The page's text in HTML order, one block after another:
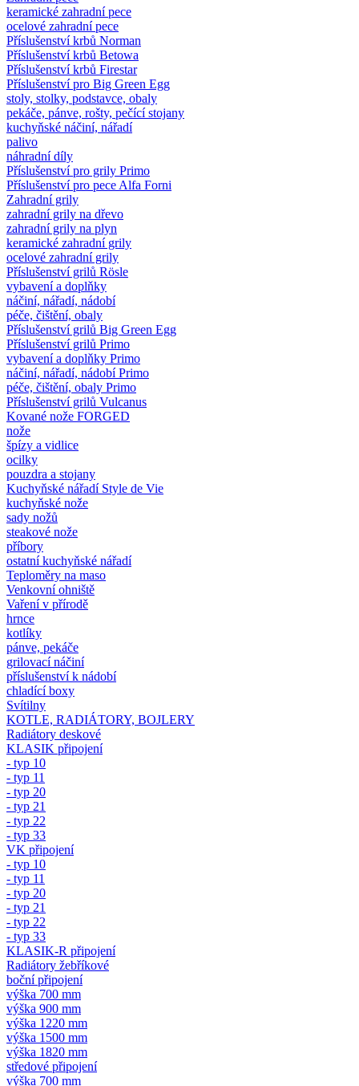
keramické zahradní pece
ocelové zahradní pece
Příslušenství krbů Norman
Příslušenství krbů Betowa
Příslušenství krbů Firestar
Příslušenství pro Big Green Egg
stoly, stolky, podstavce, obaly
pekáče, pánve, rošty, pečící stojany
kuchyňské náčiní, nářadí
palivo
náhradní díly
Příslušenství pro grily Primo
Příslušenství pro pece Alfa Forni
Zahradní grily
zahradní grily na dřevo
zahradní grily na plyn
keramické zahradní grily
ocelové zahradní grily
Příslušenství grilů Rösle
vybavení a doplňky
náčiní, nářadí, nádobí
péče, čištění, obaly
Příslušenství grilů Big Green Egg
Příslušenství grilů Primo
vybavení a doplňky Primo
náčiní, nářadí, nádobí Primo
péče, čištění, obaly Primo
Příslušenství grilů Vulcanus
Kované nože FORGED
nože
špízy a vidlice
ocilky
pouzdra a stojany
Kuchyňské nářadí Style de Vie
kuchyňské nože
sady nožů
steakové nože
příbory
ostatní kuchyňské nářadí
Teploměry na maso
Venkovní ohniště
Vaření v přírodě
hrnce
kotlíky
pánve, pekáče
grilovací náčiní
příslušenství k nádobí
chladící boxy
Svítilny
KOTLE, RADIÁTORY, BOJLERY
Radiátory deskové
KLASIK připojení
- typ 10
- typ 11
- typ 20
- typ 21
- typ 22
- typ 33
VK připojení
- typ 10
- typ 11
- typ 20
- typ 21
- typ 22
- typ 33
KLASIK-R připojení
Radiátory žebříkové
boční připojení
výška 700 mm
výška 900 mm
výška 1220 mm
výška 1500 mm
výška 1820 mm
středové připojení
výška 700 mm